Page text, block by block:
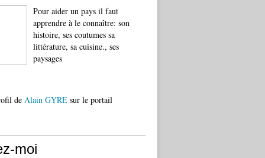
Pour aider un pays il faut
apprendre à le connaître: son
histoire, ses coutumes sa
littérature, sa cuisine., ses
paysages
de Alain GYRE sur le portail
moi